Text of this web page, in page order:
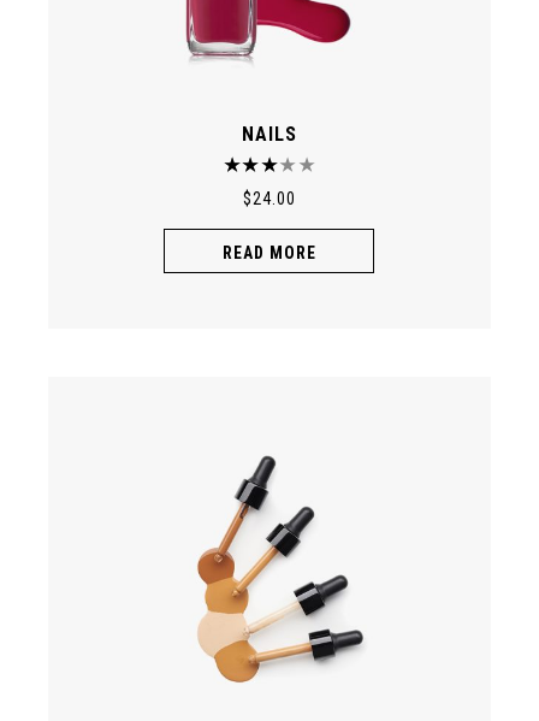
NAILS
$24.00
READ MORE